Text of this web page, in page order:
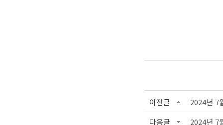
이전글
2024년 7
다음글
2024년 7